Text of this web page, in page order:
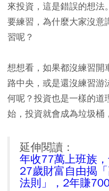
來投資，這是錯誤的想
要練習，為什麼大家沒意
習呢？
想想看，如果都沒練習開
路中央，或是還沒練習游
何呢？投資也是一樣的道
始，投資就會成為垃圾桶
延伸閱讀：
年收77萬上班族
27歲財富自由揭
法則」，2年賺